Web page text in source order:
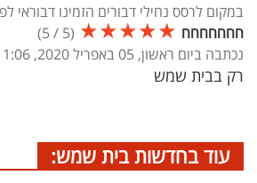
במקום לרסס נחילי דבורים הזמינו דבוראי
חחחחחחח ★
★
★
★
★
(
5
/
5
)
נכתבה ביום ראשון, 05 באפריל 2020, 11:06
רק בבית שמש
עוד בחדשות בית שמש: